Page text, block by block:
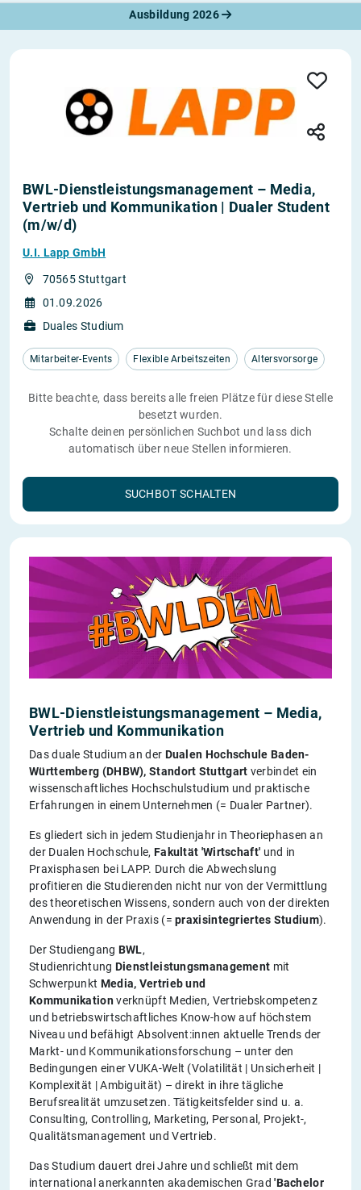
Ausbildung 2026
BWL-Dienstleistungsmanagement – Media,
Vertrieb und Kommunikation | Dualer Student
(m/w/d)
U.I. Lapp GmbH
70565 Stuttgart
01.09.2026
Duales Studium
Mitarbeiter-Events Flexible Arbeitszeiten Altersvorsorge
Bitte beachte, dass bereits alle freien Plätze für diese Stelle
besetzt wurden.
Schalte deinen persönlichen Suchbot und lass dich
automatisch über neue Stellen informieren.
SUCHBOT SCHALTEN
BWL-Dienstleistungsmanagement – Media,
Vertrieb und Kommunikation
Das duale Studium an der Dualen Hochschule Baden-
Württemberg (DHBW), Standort Stuttgart verbindet ein
wissenschaftliches Hochschulstudium und praktische
Erfahrungen in einem Unternehmen (= Dualer Partner).
Es gliedert sich in jedem Studienjahr in Theoriephasen an
der Dualen Hochschule, Fakultät 'Wirtschaft' und in
Praxisphasen bei LAPP. Durch die Abwechslung
profitieren die Studierenden nicht nur von der Vermittlung
des theoretischen Wissens, sondern auch von der direkten
Anwendung in der Praxis (=praxisintegriertes Studium).
Der Studiengang BWL,
Studienrichtung Dienstleistungsmanagement mit
Schwerpunkt Media, Vertrieb und
Kommunikationverknüpft Medien, Vertriebskompetenz
und betriebswirtschaftliches Know-how auf höchstem
Niveau und befähigt Absolvent:innen aktuelle Trends der
Markt- und Kommunikationsforschung – unter den
Bedingungen einer VUKA-Welt (Volatilität | Unsicherheit |
Komplexität | Ambiguität) – direkt in ihre tägliche
Berufsrealität umzusetzen. Tätigkeitsfelder sind u. a.
Consulting, Controlling, Marketing, Personal, Projekt-,
Qualitätsmanagement und Vertrieb.
Das Studium dauert drei Jahre und schließt mit dem
international anerkannten akademischen Grad'Bachelor